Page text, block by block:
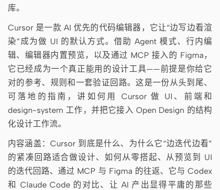
Aider
Antigravity
DeepSeek Reasonix
Hermes
Devin for Terminal
Pi
Kiro CLI
Kilo
库。
Cursor 是一款 AI 优先的代码编辑器，它让“边写边看渲
染”成为做 UI 的默认方式。借助 Agent 模式、行内编
辑、编辑器内置预览，以及通过 MCP 接入的 Figma，
它已经成为一个真正能用的设计工具——前提是你给它
对的参考、规则和一套验证回路。这是一份从头到尾、
可落地的指南，讲如何用 Cursor 做 UI、前端和
design-system 工作，并把它接入 Open Design 的结构
化设计工作流。
内容涵盖：Cursor 到底是什么、为什么它“边迭代边看”
的紧凑回路适合做设计、如何从零搭起、从预览到 UI
的迭代回路、通过 MCP 与 Figma 的往返、它与 Codex
和 Claude Code 的对比、让 AI 产出显得平庸的那些